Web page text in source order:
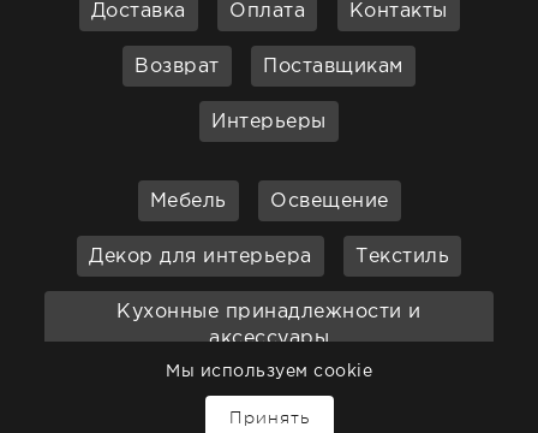
Доставка Оплата Контакты
Возврат Поставщикам
Интерьеры
Мебель Освещение
Декор для интерьера Текстиль
Кухонные принадлежности и
аксессуары
Ванная Садовая мебель
Мы используем cookie
Принять